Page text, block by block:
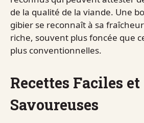
de la qualité de la viande. Une
gibier se reconnaît à sa
riche, souvent plus foncée que
plus conventionnelles.
Recettes Faciles et
Savoureuses